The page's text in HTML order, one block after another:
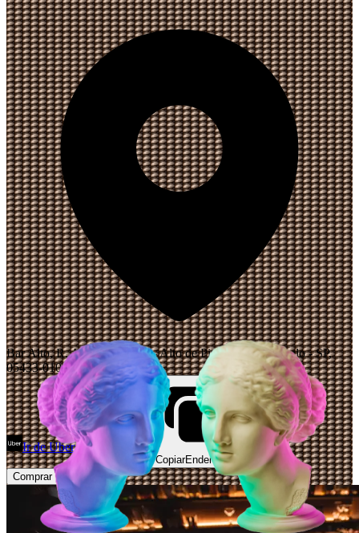
Bar Alto, R. Aspicuelta, 194 - Alto de Pinheiros, São Paulo - SP,
05433-010, Brasil
Ir de Uber Abrir Maps
CopiarEndereço
Comprar Ingressos